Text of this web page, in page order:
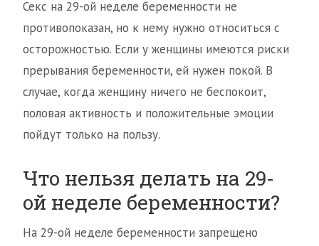
Секс на 29-ой неделе беременности не
противопоказан, но к нему нужно относиться с
осторожностью. Если у женщины имеются риски
прерывания беременности, ей нужен покой. В
случае, когда женщину ничего не беспокоит,
половая активность и положительные эмоции
пойдут только на пользу.
Что нельзя делать на 29-
ой неделе беременности?
На 29-ой неделе беременности запрещено